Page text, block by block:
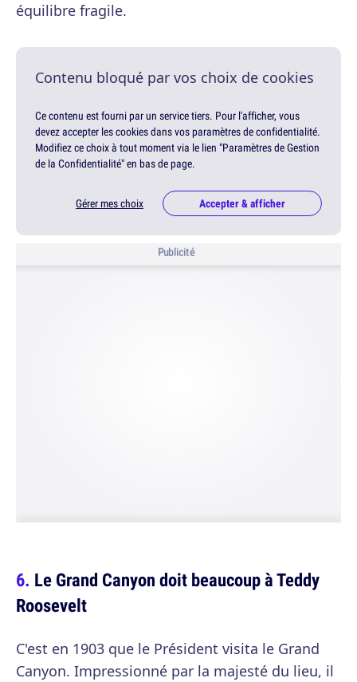
équilibre fragile.
Contenu bloqué par vos choix de cookies
Ce contenu est fourni par un service tiers. Pour l'afficher, vous
devez accepter les cookies dans vos paramètres de confidentialité.
Modifiez ce choix à tout moment via le lien "Paramètres de Gestion
de la Confidentialité" en bas de page.
Gérer mes choix Accepter & afficher
Publicité
Le Grand Canyon doit beaucoup à Teddy
Roosevelt
C'est en 1903 que le Président visita le Grand
Canyon. Impressionné par la majesté du lieu, il